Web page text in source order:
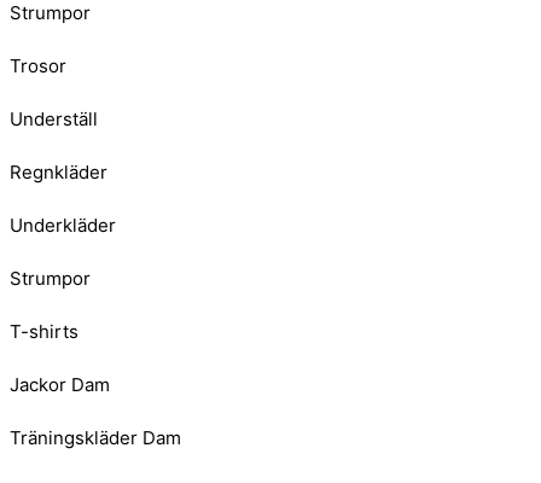
Strumpor
Trosor
Underställ
Regnkläder
Underkläder
Strumpor
T-shirts
Jackor Dam
Träningskläder Dam